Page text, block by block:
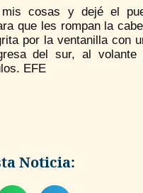
cosas y dejé el
que les rompan la
por la ventanilla con
del sur, al volante
EFE
Noticia: